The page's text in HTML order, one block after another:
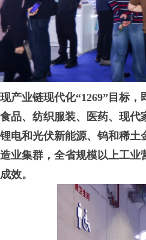
现产业链现代化“1269”目标
食品、纺织服装、医药、现代
锂电和光伏新能源、钨和稀土
造业集群，全省规模以上工
成效。